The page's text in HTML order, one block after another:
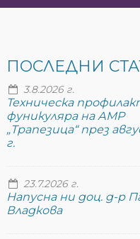
ПОСЛЕДНИ
3.8.2026 г.
Техническа
фуникуляра на АМР
„Трапезица“ през
г.
23.7.2026 г.
Напусна ни доц. д-р
Владкова